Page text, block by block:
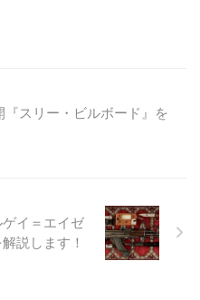
スリー・ビルボード』を
イ＝エイゼ
説します！